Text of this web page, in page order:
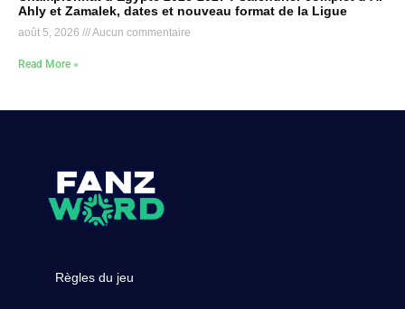
Ahly et Zamalek, dates et nouveau format de la Ligue
août 5, 2026 Aucun commentaire
Read More »
Règles du jeu